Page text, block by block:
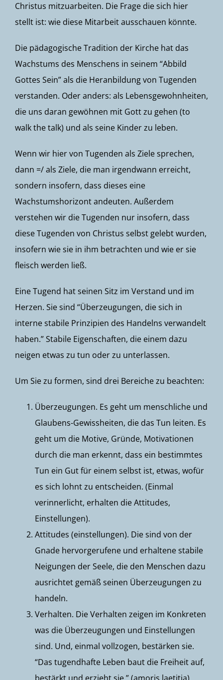
Christus mitzuarbeiten. Die Frage die sich hier
stellt ist: wie diese Mitarbeit ausschauen könnte.
Die pädagogische Tradition der Kirche hat das
Wachstums des Menschens in seinem “Abbild
Gottes Sein” als die Heranbildung von Tugenden
verstanden. Oder anders: als Lebensgewohnheiten,
die uns daran gewöhnen mit Gott zu gehen (to
walk the talk) und als seine Kinder zu leben.
Wenn wir hier von Tugenden als Ziele sprechen,
dann =/ als Ziele, die man irgendwann erreicht,
sondern insofern, dass dieses eine
Wachstumshorizont andeuten. Außerdem
verstehen wir die Tugenden nur insofern, dass
diese Tugenden von Christus selbst gelebt wurden,
insofern wie sie in ihm betrachten und wie er sie
fleisch werden ließ.
Eine Tugend hat seinen Sitz im Verstand und im
Herzen. Sie sind “Überzeugungen, die sich in
interne stabile Prinzipien des Handelns verwandelt
haben.” Stabile Eigenschaften, die einem dazu
neigen etwas zu tun oder zu unterlassen.
Um Sie zu formen, sind drei Bereiche zu beachten:
Überzeugungen. Es geht um menschliche und
Glaubens-Gewissheiten, die das Tun leiten. Es
geht um die Motive, Gründe, Motivationen
durch die man erkennt, dass ein bestimmtes
Tun ein Gut für einem selbst ist, etwas, wofür
es sich lohnt zu entscheiden. (Einmal
verinnerlicht, erhalten die Attitudes,
Einstellungen).
Attitudes (einstellungen). Die sind von der
Gnade hervorgerufene und erhaltene stabile
Neigungen der Seele, die den Menschen dazu
ausrichtet gemäß seinen Überzeugungen zu
handeln.
Verhalten. Die Verhalten zeigen im Konkreten
was die Überzeugungen und Einstellungen
sind. Und, einmal vollzogen, bestärken sie.
“Das tugendhafte Leben baut die Freiheit auf,